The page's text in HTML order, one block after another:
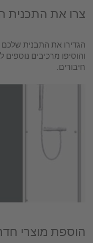
צרו את התכנית
הגדירו את התבנית
והוסיפו מרכיבים
חיבורים.
הוספת מוצרי